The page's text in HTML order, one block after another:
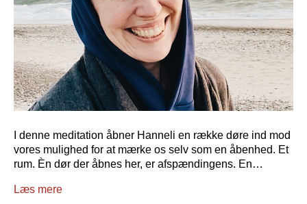
I denne meditation åbner Hanneli en række døre ind mod
vores mulighed for at mærke os selv som en åbenhed. Et
rum. Èn dør der åbnes her, er afspændingens. En…
Læs mere